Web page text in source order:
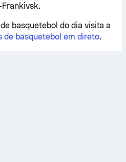
Frankivsk.
basquetebol do dia visita a
de basquetebol em direto.